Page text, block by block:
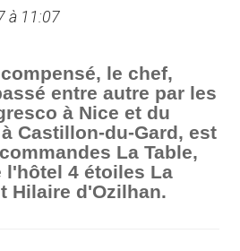
à 11:07
le chef,
entre autre par les
à Nice et du
Castillon-du-Gard, est
La Table,
l'hôtel 4 étoiles La
Hilaire d'Ozilhan.